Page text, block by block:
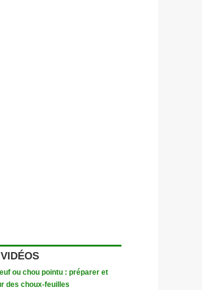
ou chou pointu : préparer et
des choux-feuilles